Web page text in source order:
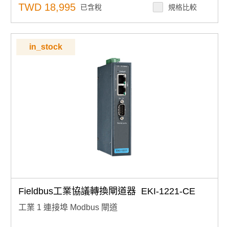
1 x 迷你 PCIe 上網/3G/GPRS/4G
支援網路服務，實現遠端在線監控
支援SD卡和在線韌體更新
支援Modbus，IEC-60870-101/104協定
支援SD卡上的數據記錄器
無紅色認證
TWD 18,995 已含稅 規格比較
in_stock
Fieldbus工業協議轉換閘道器 EKI-1221-CE
工業 1 連接埠 Modbus 閘道